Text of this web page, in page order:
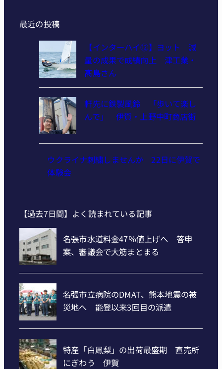
最近の投稿
【インターハイ⑫】ヨット 減
量の成果で成績向上 津工業・
髙島さん
軒先に鉄製風鈴 「歩いて楽し
んで」 伊賀・上野中町商店街
ウクライナ刺繍しませんか 22日に伊賀で
体験会
【過去7日間】よく読まれている記事